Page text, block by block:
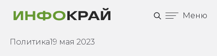
Меню
Политика19 мая 2023